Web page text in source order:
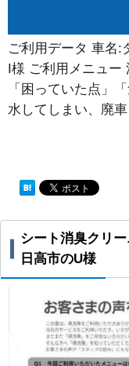
ご利用データ 車名:
I様 ご利用メニュ
「困っていた点」
水してしまい、廃
シート消臭クリ
日高市のU様